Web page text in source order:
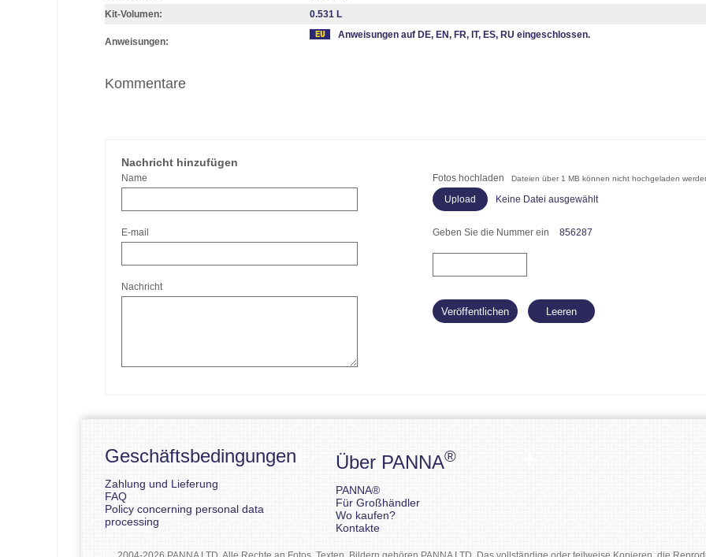
Kit-Volumen:
0.531 L
Anweisungen:
Anweisungen auf DE, EN, FR, IT, ES, RU eingeschlossen.
Kommentare
Nachricht hinzufügen
Name
E-mail
Nachricht
Fotos hochladen Dateien über 1 MB können nicht hochgeladen
Keine Datei ausgewählt
Geben Sie die Nummer ein 856287
Geschäftsbedingungen
Zahlung und Lieferung
FAQ
Policy concerning personal data
processing
Über PANNA®
PANNA®
Für Großhändler
Wo kaufen?
Kontakte